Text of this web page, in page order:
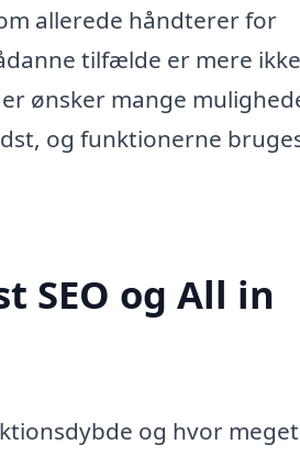
allerede håndterer for
tilfælde er mere ikke
ønsker mange
og funktionerne
SEO og All in
og hvor meget